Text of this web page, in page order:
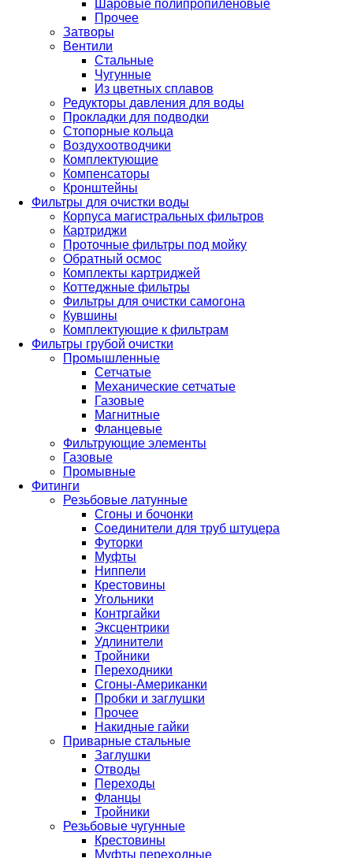
Шаровые полипропиленовые
Прочее
Затворы
Вентили
Стальные
Чугунные
Из цветных сплавов
Редукторы давления для воды
Прокладки для подводки
Стопорные кольца
Воздухоотводчики
Комплектующие
Компенсаторы
Кронштейны
Фильтры для очистки воды
Корпуса магистральных фильтров
Картриджи
Проточные фильтры под мойку
Обратный осмос
Комплекты картриджей
Коттеджные фильтры
Фильтры для очистки самогона
Кувшины
Комплектующие к фильтрам
Фильтры грубой очистки
Промышленные
Сетчатые
Механические сетчатые
Газовые
Магнитные
Фланцевые
Фильтрующие элементы
Газовые
Промывные
Фитинги
Резьбовые латунные
Сгоны и бочонки
Соединители для труб штуцера
Футорки
Муфты
Ниппели
Крестовины
Угольники
Контргайки
Эксцентрики
Удлинители
Тройники
Переходники
Сгоны-Американки
Пробки и заглушки
Прочее
Накидные гайки
Приварные стальные
Заглушки
Отводы
Переходы
Фланцы
Тройники
Резьбовые чугунные
Крестовины
Муфты переходные